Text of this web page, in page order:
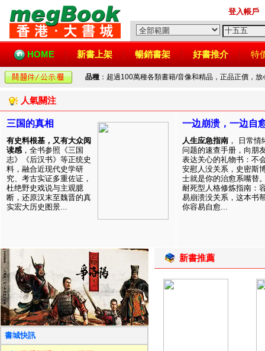
登入帳戶
HOME 新書上架 暢銷書架 好書推介 特
品種 ：超過100萬種各類書籍/音像和精品，正品正價，
人氣關注
三国的真相
有史料根基，又有大众阅
读感 ，全书参照《三国
志》《后汉书》等正统史
料，融合近现代史学研
究、考古实证多重佐证，
杜绝野史戏说与主观臆
断，还原汉末至魏晋的真
实宏大历史图景...
一边崩溃，一边自
人生应急指南 ， 日常情
问题的速查手册，向朋
表达关心的礼物书：不
安慰人没关系，史密斯
士就是你的治愈系嘴替
耐死型人格修炼指南：
易崩溃没关系，这本书
你容易自愈...
書城快訊
新書推薦